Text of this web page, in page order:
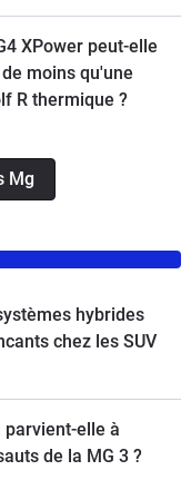
XPower peut-elle
moins qu'une
R thermique ?
Mg
hybrides
chez les SUV
parvient-elle à
de la MG 3 ?